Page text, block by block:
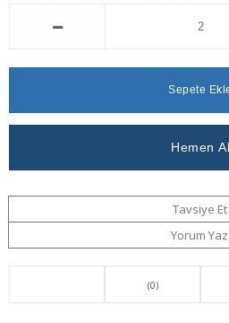
Ver
Tavsiye Et
Yorum Yaz
(0)